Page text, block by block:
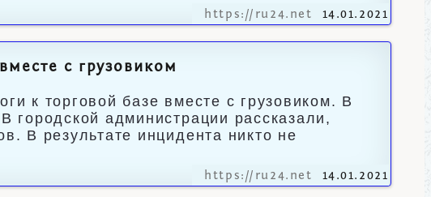
https://ru24.net 14.01.2021
с грузовиком
к торговой базе вместе с грузовиком. В
городской администрации рассказали,
В результате инцидента никто не
https://ru24.net 14.01.2021